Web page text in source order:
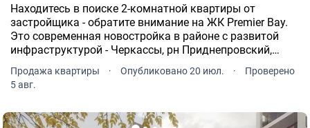
Находитесь в поиске 2-комнатной квартиры от
застройщика - обратите внимание на ЖК Premier Bay.
Это современная новостройка в районе с развитой
инфраструктурой - Черкассы, рн Приднепровский,
Продажа квартиры · Опубликовано 20 июл. ·
Проверено
5 авг.